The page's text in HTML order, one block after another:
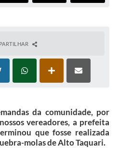
da comunidade, por
vereadores, a prefeita
que fosse realizada
molas de Alto Taquari.